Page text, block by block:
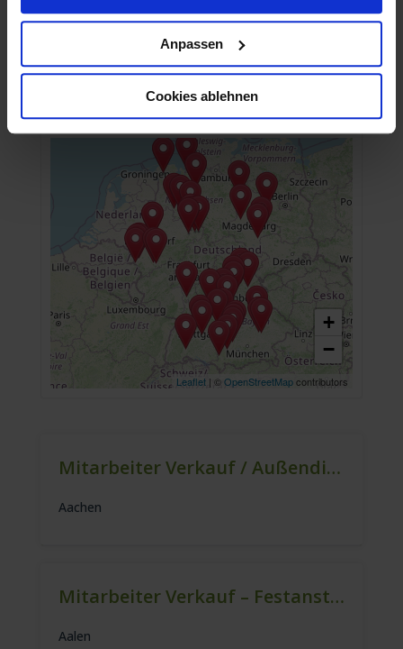
Anpassen
Cookies ablehnen
1 2 3 4 ... 7 8 9 Weiter
+
−
Leaflet | ©OpenStreetMapcontributors
Mitarbeiter Verkauf / Außendienst (m/w/d)
Aachen
Mitarbeiter Verkauf – Festanstellung (m/w/d)
Aalen